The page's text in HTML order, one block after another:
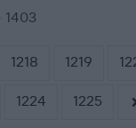
1403
1218 1219
1224 1225